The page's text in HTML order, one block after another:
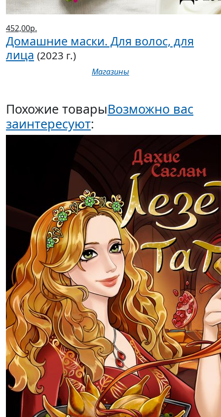
452,00р.
Домашние маски. Для волос, для
лица (2023 г.)
Магазины
Похожие товарыВозможно вас
заинтересуют: